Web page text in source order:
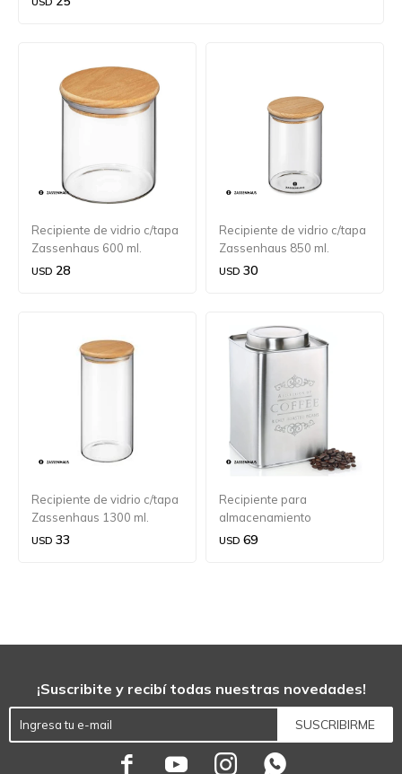
Recipiente de vidrio c/tapa
Zassenhaus 600 ml.
USD 28
Recipiente de vidrio c/tapa
Zassenhaus 850 ml.
USD 30
Recipiente de vidrio c/tapa
Zassenhaus 1300 ml.
USD 33
Recipiente para
almacenamiento
Mocca/Café Zassenhaus
USD 69
¡Suscribite y recibí todas nuestras novedades!
SUSCRIBIRME
   